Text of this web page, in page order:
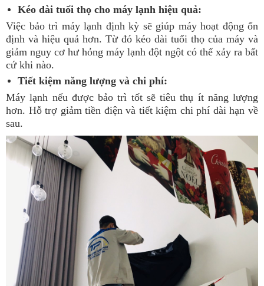
Kéo dài tuổi thọ cho máy lạnh hiệu quả:
Việc bảo trì máy lạnh định kỳ sẽ giúp máy hoạt động ổn
định và hiệu quả hơn. Từ đó kéo dài tuổi thọ của máy và
giảm nguy cơ hư hỏng máy lạnh đột ngột có thể xảy ra bất
cứ khi nào.
Tiết kiệm năng lượng và chi phí:
Máy lạnh nếu được bảo trì tốt sẽ tiêu thụ ít năng lượng
hơn. Hỗ trợ giảm tiền điện và tiết kiệm chi phí dài hạn về
sau.